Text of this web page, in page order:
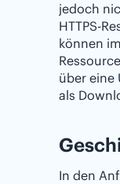
jedoch
HTTPS-
können
über eine
als
In den